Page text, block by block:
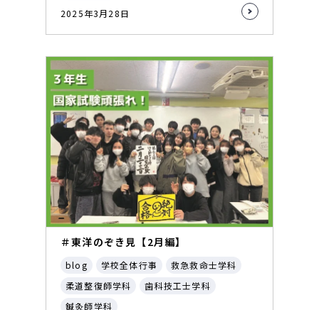
2025年3月28日
＃東洋のぞき見【2月編】
blog 学校全体行事
救急救命士学科
柔道整復師学科
歯科技工士学科
鍼灸師学科